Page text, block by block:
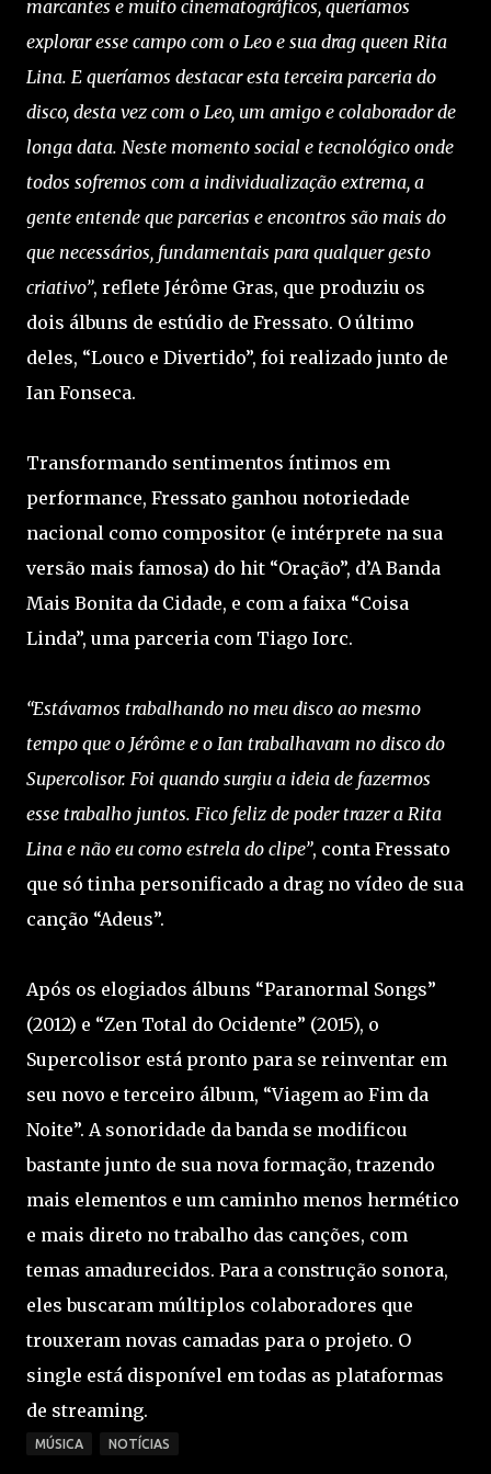
marcantes e muito cinematográficos, queríamos
explorar esse campo com o Leo e sua drag queen Rita
Lina. E queríamos destacar esta terceira parceria do
disco, desta vez com o Leo, um amigo e colaborador de
longa data. Neste momento social e tecnológico onde
todos sofremos com a individualização extrema, a
gente entende que parcerias e encontros são mais do
que necessários, fundamentais para qualquer gesto
criativo”, reflete Jérôme Gras, que produziu os
dois álbuns de estúdio de Fressato. O último
deles, “Louco e Divertido”, foi realizado junto de
Ian Fonseca.
Transformando sentimentos íntimos em
performance, Fressato ganhou notoriedade
nacional como compositor (e intérprete na sua
versão mais famosa) do hit “Oração”, d’A Banda
Mais Bonita da Cidade, e com a faixa “Coisa
Linda”, uma parceria com Tiago Iorc.
“Estávamos trabalhando no meu disco ao mesmo
tempo que o Jérôme e o Ian trabalhavam no disco do
Supercolisor. Foi quando surgiu a ideia de fazermos
esse trabalho juntos. Fico feliz de poder trazer a Rita
Lina e não eu como estrela do clipe”, conta Fressato
que só tinha personificado a drag no vídeo de sua
canção “Adeus”.
Após os elogiados álbuns “Paranormal Songs”
(2012) e “Zen Total do Ocidente” (2015), o
Supercolisor está pronto para se reinventar em
seu novo e terceiro álbum, “Viagem ao Fim da
Noite”. A sonoridade da banda se modificou
bastante junto de sua nova formação, trazendo
mais elementos e um caminho menos hermético
e mais direto no trabalho das canções, com
temas amadurecidos. Para a construção sonora,
eles buscaram múltiplos colaboradores que
trouxeram novas camadas para o projeto. O
single está disponível em todas as plataformas
de streaming.
MÚSICA NOTÍCIAS